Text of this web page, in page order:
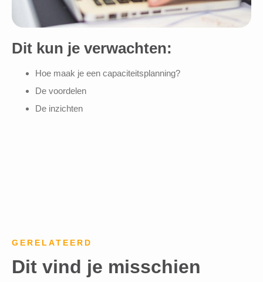
Dit kun je verwachten:
Hoe maak je een capaciteitsplanning?
De voordelen
De inzichten
GERELATEERD
Dit vind je misschien